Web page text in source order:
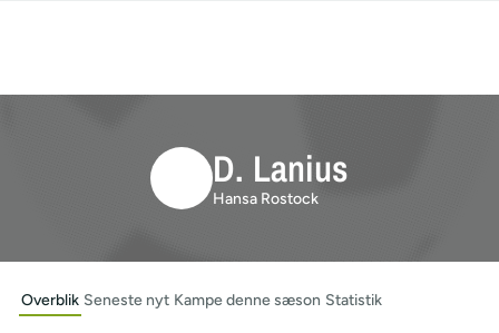
D. Lanius
Hansa Rostock
Overblik Seneste nyt Kampe denne sæson Statistik